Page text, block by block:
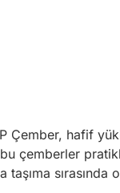
Çember, hafif
çemberler
sırasında